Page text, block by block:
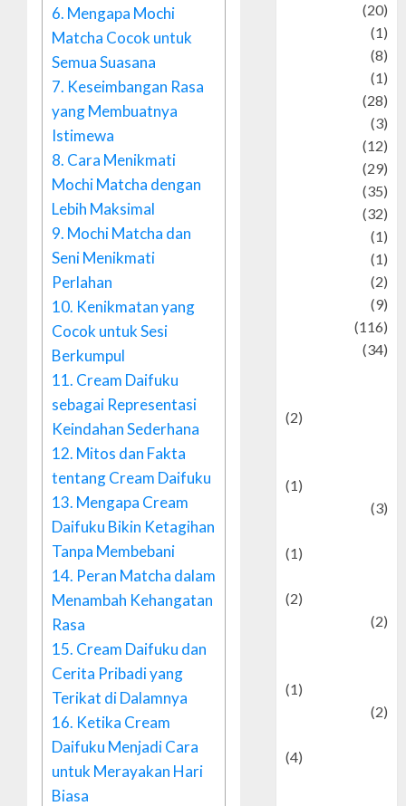
6. Mengapa Mochi
Matcha Cocok untuk
Semua Suasana
7. Keseimbangan Rasa
yang Membuatnya
Istimewa
8. Cara Menikmati
Mochi Matcha dengan
Lebih Maksimal
9. Mochi Matcha dan
Seni Menikmati
Perlahan
10. Kenikmatan yang
Cocok untuk Sesi
Berkumpul
11. Cream Daifuku
sebagai Representasi
Keindahan Sederhana
12. Mitos dan Fakta
tentang Cream Daifuku
13. Mengapa Cream
Daifuku Bikin Ketagihan
Tanpa Membebani
14. Peran Matcha dalam
Menambah Kehangatan
Rasa
15. Cream Daifuku dan
Cerita Pribadi yang
Terikat di Dalamnya
16. Ketika Cream
Daifuku Menjadi Cara
untuk Merayakan Hari
Biasa
(20)
(1)
(8)
(1)
(28)
(3)
(12)
(29)
(35)
(32)
(1)
(1)
(2)
(9)
(116)
(34)
(2)
(1)
(3)
(1)
(2)
(2)
(1)
(2)
(4)